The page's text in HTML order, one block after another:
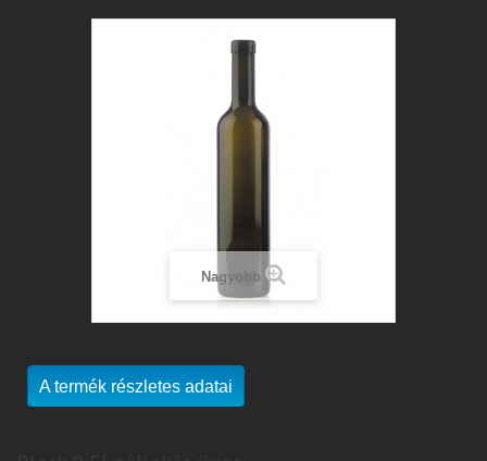
Nagyobb
A termék részletes adatai